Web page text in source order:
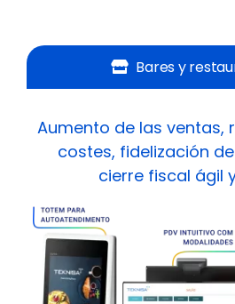
Bares y
Aumento de las ventas,
costes, fidelización
cierre fiscal ágil